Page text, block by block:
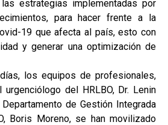
estrategias implementadas por
para hacer frente a la
19 que afecta al país, esto con
y generar una optimización de
los equipos de profesionales,
del HRLBO, Dr. Lenin
de Gestión Integrada
Boris Moreno, se han movilizado